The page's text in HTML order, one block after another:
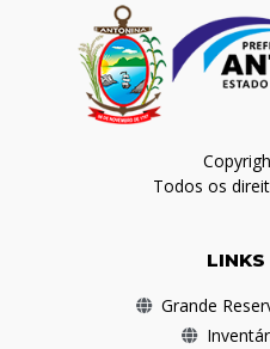
Todos os
LINKS
Grande